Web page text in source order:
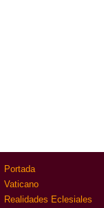
Portada
Vaticano
Realidades Eclesiales